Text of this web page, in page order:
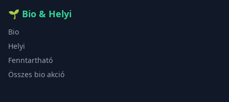
🌱 Bio & Helyi
Bio
Helyi
Fenntartható
Összes bio akció